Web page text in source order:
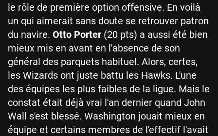
le rôle de première option offensive. En voilà
un qui aimerait sans doute se retrouver patron
du navire. Otto Porter (20 pts) a aussi été bien
mieux mis en avant en l'absence de son
général des parquets habituel. Alors, certes,
les Wizards ont juste battu les Hawks. L'une
des équipes les plus faibles de la ligue. Mais le
constat était déjà vrai l'an dernier quand John
Wall s'est blessé. Washington jouait mieux en
équipe et certains membres de l'effectif l'avait